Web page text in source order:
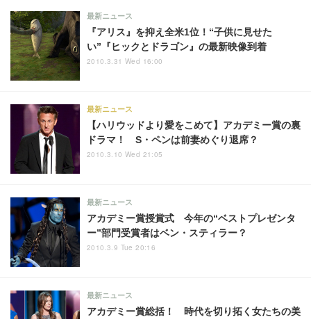
『アリス』を抑え全米1位！“子供に見せた
い”『ヒックとドラゴン』の最新映像到着
最新ニュース
2010.3.31 Wed 16:00
【ハリウッドより愛をこめて】アカデミー賞の裏
ドラマ！ S・ペンは前妻めぐり退席？
最新ニュース
2010.3.10 Wed 21:05
アカデミー賞授賞式 今年の“ベストプレゼンタ
ー”部門受賞者はベン・スティラー？
最新ニュース
2010.3.9 Tue 20:16
アカデミー賞総括！ 時代を切り拓く女たちの美
最新ニュース